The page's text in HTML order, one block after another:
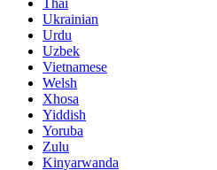
Ukrainian
Urdu
Uzbek
Vietnamese
Welsh
Xhosa
Yiddish
Yoruba
Zulu
Kinyarwanda